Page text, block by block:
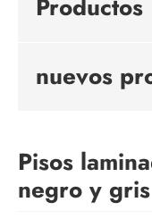
Productos
nuevos
Pisos
negro y gris